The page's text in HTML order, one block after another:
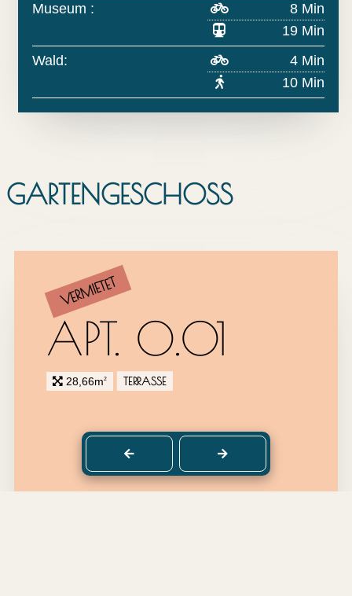
Museum :
8 Min
19 Min
Wald:
4 Min
10 Min
GARTENGESCHOSS
VERMIETET
APT. 0.01
28,66m2 TERRASSE